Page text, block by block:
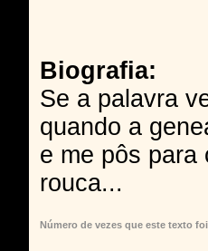
Biografia:
Se a palavra
quando a
e me pôs para
rouca...
Número de vezes que este texto